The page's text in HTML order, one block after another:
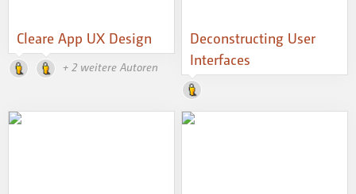
Cleare App UX Design
+ 2 weitere Autoren
Deconstructing User
Interfaces